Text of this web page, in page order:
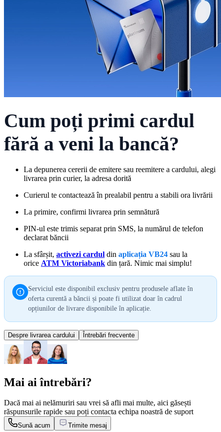
Cum poți primi cardul
fără a veni la bancă?
La depunerea cererii de emitere sau reemitere a cardului, alegi
livrarea prin curier, la adresa dorită
Curierul te contactează în prealabil pentru a stabili ora livrării
La primire, confirmi livrarea prin semnătură
PIN-ul este trimis separat prin SMS, la numărul de telefon
declarat băncii
La sfârșit, activezi cardul din aplicația VB24 sau la
orice ATM Victoriabank din țară. Nimic mai simplu!
Serviciul este disponibil exclusiv pentru produsele aflate în
oferta curentă a băncii și poate fi utilizat doar în cadrul
opțiunilor de livrare disponibile în aplicație.
Despre livrarea cardului Întrebări frecvente
Mai ai întrebări?
Dacă mai ai nelămuriri sau vrei să afli mai multe, aici găsești
răspunsurile rapide sau poți contacta echipa noastră de suport
Sună acum Trimite mesaj